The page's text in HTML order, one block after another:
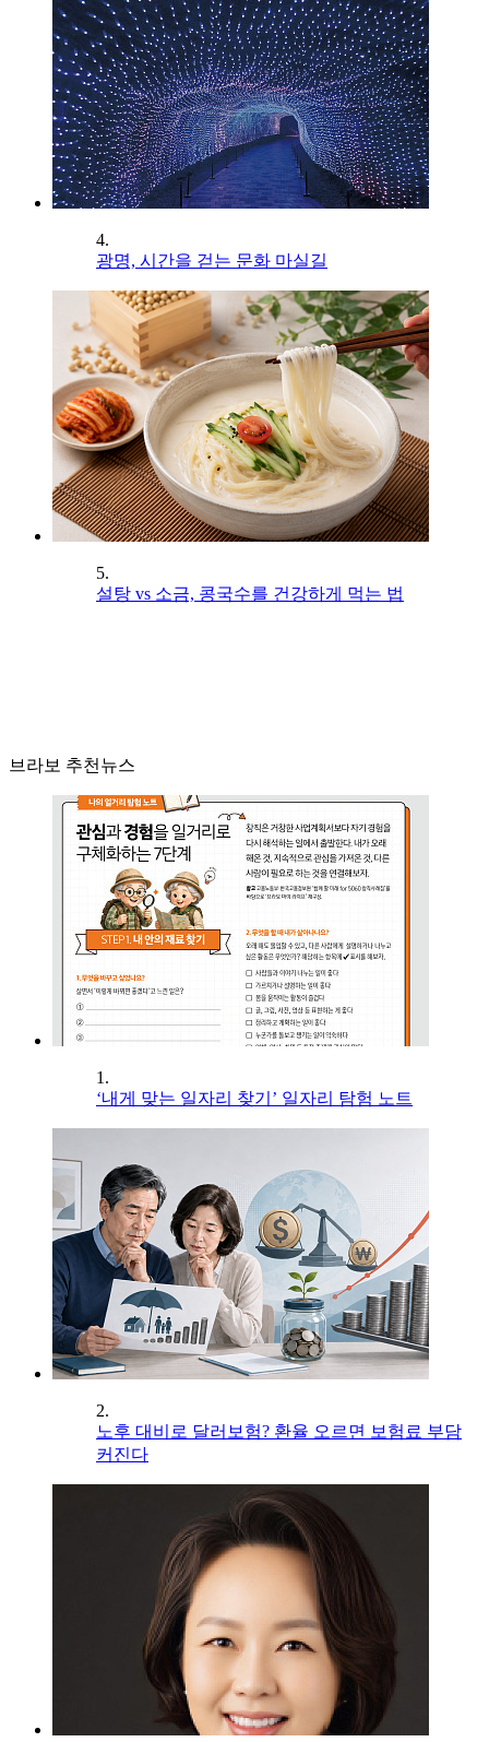
4.
광명, 시간을 걷는 문화 마실길
5.
설탕 vs 소금, 콩국수를 건강하게 먹는 법
브라보 추천뉴스
1.
‘내게 맞는 일자리 찾기’ 일자리 탐험 노트
2.
노후 대비로 달러보험? 환율 오르면 보험료 부담
커진다